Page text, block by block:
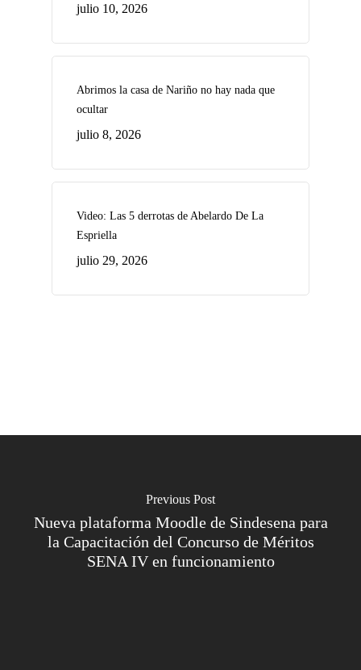
julio 10, 2026
Abrimos la casa de Nariño no hay nada que
ocultar
julio 8, 2026
Video: Las 5 derrotas de Abelardo De La
Espriella
julio 29, 2026
Previous Post
Nueva plataforma Moodle de Sindesena para
la Capacitación del Concurso de Méritos
SENA IV en funcionamiento